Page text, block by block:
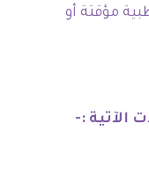
مؤقتة أو
الآتية :-